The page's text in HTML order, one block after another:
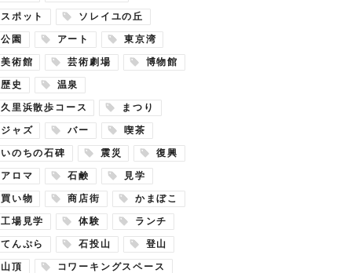
スポット ソレイユの丘
公園 アート 東京湾
美術館 芸術劇場 博物館
歴史 温泉
久里浜散歩コース まつり
ジャズ バー 喫茶
いのちの石碑 震災 復興
アロマ 石鹸 見学
買い物 商店街 かまぼこ
工場見学 体験 ランチ
てんぷら 石投山 登山
山頂 コワーキングスペース